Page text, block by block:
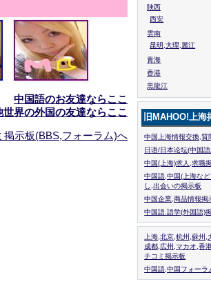
中国語のお友達ならここ
世界の外国の友達ならここ
掲示板(BBS,フォーラム)へ
陜西
西安
雲南
昆明,大理,麗江
青海
香港
黒龍江
旧MAHOO!上海
中国上海情報交換,質
日语/日本论坛(中国
中国(上海)求人,求職
中国語,中国(上海な
し,出会いの掲示板
中国企業,商品情報掲
中国語.語学(外国語)
上海,北京,杭州,蘇州,
成都,広州,マカオ,香
チコミ掲示板
中国語,中国フォーラ